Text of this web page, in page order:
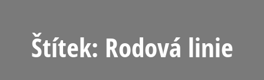
Štítek: Rodová linie